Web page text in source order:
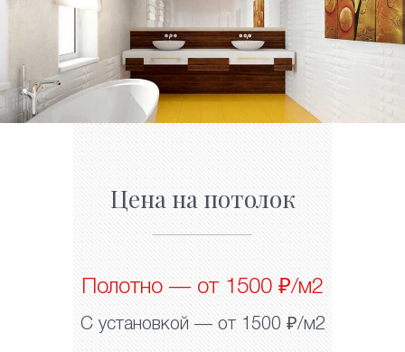
Цена на потолок
Полотно — от 1500 ₽/м2
С установкой — от 1500 ₽/м2